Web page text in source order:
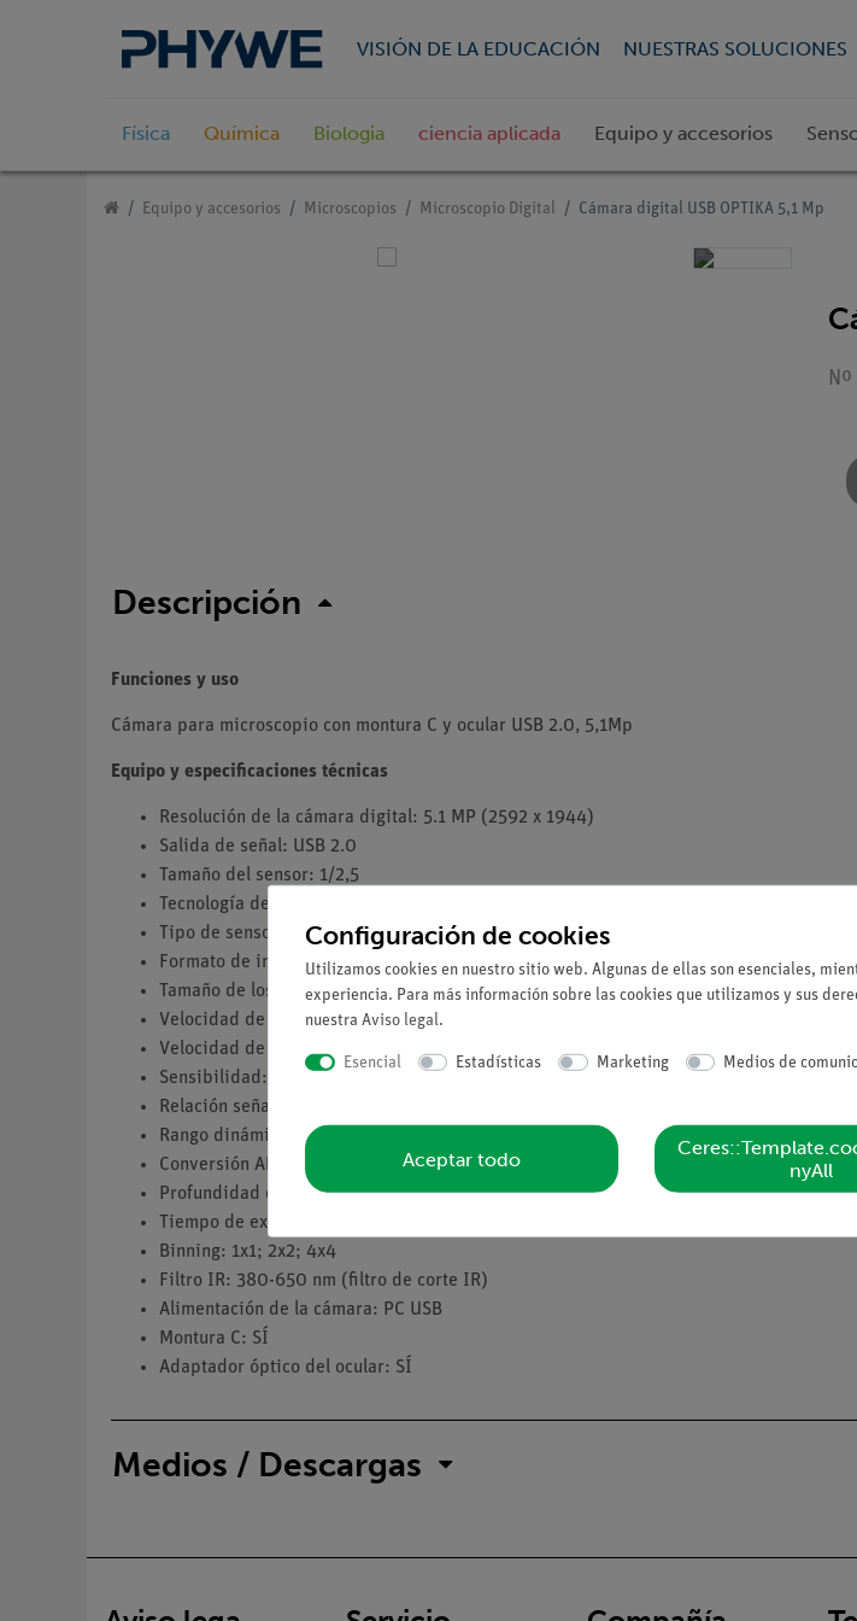
VISIÓN DE LA EDUCACIÓN NUESTRAS SOLUCIONES
Física Química Biologia ciencia aplicada Equipo y accesorios
Equipo y accesorios Microscopios Microscopio Digital Cámara digital USB OPTIKA 5,1 Mp
Descripción
Funciones y uso
Cámara para microscopio con montura C y ocular USB 2.0, 5,1Mp
Equipo y especificaciones técnicas
Resolución de la cámara digital: 5.1 MP (2592 x 1944)
Salida de señal: USB 2.0
Tamaño del sensor: 1/2,5
Tecnología del sensor: CMOS
Tipo de sensor: Aptina CMOS
Formato de imagen: 4/3
Tamaño de los píxeles: 2,2 x 2,2 µm
Velocidad de fotogramas a plena resolución: 7 fps (2592 x 1944)
Velocidad de fotogramas en otras resoluciones: 27 fps (1280x 960); 90fps (640x 480)
Sensibilidad: 0,53 V/lux-segundo
Relación señal/ruido: 40,5 dB
Rango dinámico: 66.5 dB
Conversión ADC: 8 bits
Profundidad de color: 1 Bit; 4 Bit; 8 Bit; 24 Bit
Tiempo de exposición: 0,294 mseg - 2 seg
Binning: 1x1; 2x2; 4x4
Filtro IR: 380-650 nm (filtro de corte IR)
Alimentación de la cámara: PC USB
Montura C: SÍ
Adaptador óptico del ocular: SÍ
Medios / Descargas
Configuración de cookies
Utilizamos cookies en nuestro sitio web. Algunas de ellas son esenciales,
experiencia. Para más información sobre las cookies que utilizamos y sus
nuestra Aviso legal.
Esencial Estadísticas Marketing Medios de
Aceptar todo
nyAll